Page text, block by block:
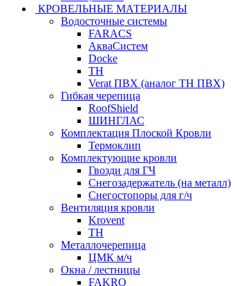
КРОВЕЛЬНЫЕ МАТЕРИАЛЫ
Водосточные системы
FARACS
АкваСистем
Docke
ТН
Verat ПВХ (аналог ТН ПВХ)
Гибкая черепица
RoofShield
ШИНГЛАС
Комплектация Плоской Кровли
Термоклип
Комплектующие кровли
Гвозди для ГЧ
Снегозадержатель (на металл)
Снегостопоры для г/ч
Вентиляция кровли
Krovent
ТН
Металлочерепица
ЦМК м/ч
Окна / лестницы
FAKRO